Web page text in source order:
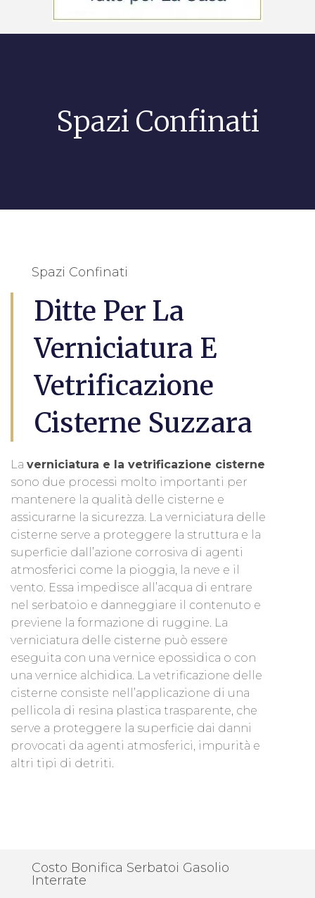
Spazi Confinati
Spazi Confinati
Ditte Per La
Verniciatura E
Vetrificazione
Cisterne Suzzara
La verniciatura e la vetrificazione cisterne
sono due processi molto importanti per
mantenere la qualità delle cisterne e
assicurarne la sicurezza. La verniciatura delle
cisterne serve a proteggere la struttura e la
superficie dall’azione corrosiva di agenti
atmosferici come la pioggia, la neve e il
vento. Essa impedisce all’acqua di entrare
nel serbatoio e danneggiare il contenuto e
previene la formazione di ruggine. La
verniciatura delle cisterne può essere
eseguita con una vernice epossidica o con
una vernice alchidica. La vetrificazione delle
cisterne consiste nell’applicazione di una
pellicola di resina plastica trasparente, che
serve a proteggere la superficie dai danni
provocati da agenti atmosferici, impurità e
altri tipi di detriti.
Costo Bonifica Serbatoi Gasolio
Interrate